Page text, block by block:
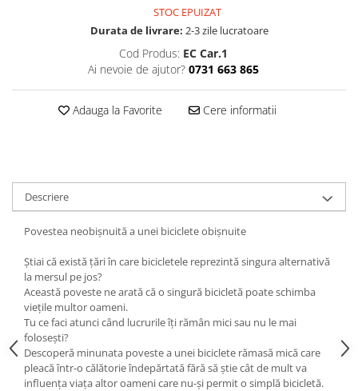
STOC EPUIZAT
Durata de livrare: 2-3 zile lucratoare
Cod Produs: EC Car.1
Ai nevoie de ajutor? 0731 663 865
Adauga la Favorite Cere informatii
Descriere
Povestea neobișnuită a unei biciclete obișnuite
Știai că există țări în care bicicletele reprezintă singura alternativă
la mersul pe jos?
Această poveste ne arată că o singură bicicletă poate schimba
viețile multor oameni.
Tu ce faci atunci când lucrurile îți rămân mici sau nu le mai
folosești?
Descoperă minunata poveste a unei biciclete rămasă mică care
pleacă într-o călătorie îndepărtată fără să știe cât de mult va
influența viața altor oameni care nu-și permit o simplă bicicletă.